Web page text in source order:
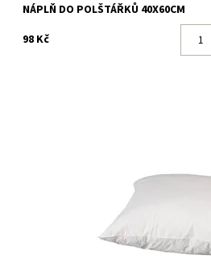
NÁPLŇ DO POLŠTÁŘKŮ 40X60CM
98 Kč
Skladem >5 ks
16533507